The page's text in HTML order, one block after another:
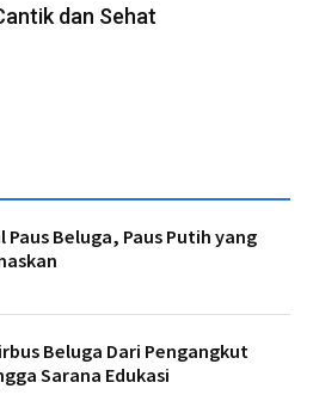
dan Sehat
Paus Beluga, Paus Putih yang
Beluga Dari Pengangkut
Sarana Edukasi